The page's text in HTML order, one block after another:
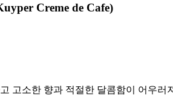
Creme de Cafe)
고소한 향과 적절한 달콤함이 어우